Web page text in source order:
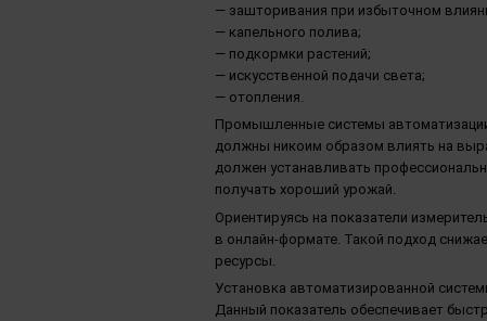
— зашторивания при избыточном
— капельного полива;
— подкормки растений;
— искусственной подачи света;
— отопления.
Промышленные системы
должны никоим образом влиять на
должен устанавливать
получать хороший урожай.
Ориентируясь на показатели
в онлайн-формате. Такой подход
ресурсы.
Установка автоматизированной
Данный показатель обеспечивает